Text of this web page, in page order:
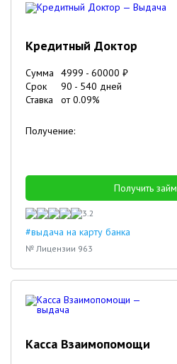
Кредитный Доктор
Сумма 4999 - 60000 ₽
Срок
90 - 540 дней
Ставка
от0.09%
Получение:
Получить займ
3.2
#выдача на карту банка
№ Лицензии 963
Касса Взаимопомощи